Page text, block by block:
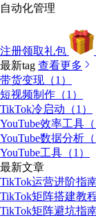
自动化管理
注册领取礼包
最新tag 查看更多
带货变现（1）
短视频制作（1）
TikTok冷启动（1）
YouTube效率工具（
YouTube数据分析（
YouTube工具（1）
最新文章
TikTok运营进阶指
TikTok矩阵搭建教
TikTok矩阵避坑指